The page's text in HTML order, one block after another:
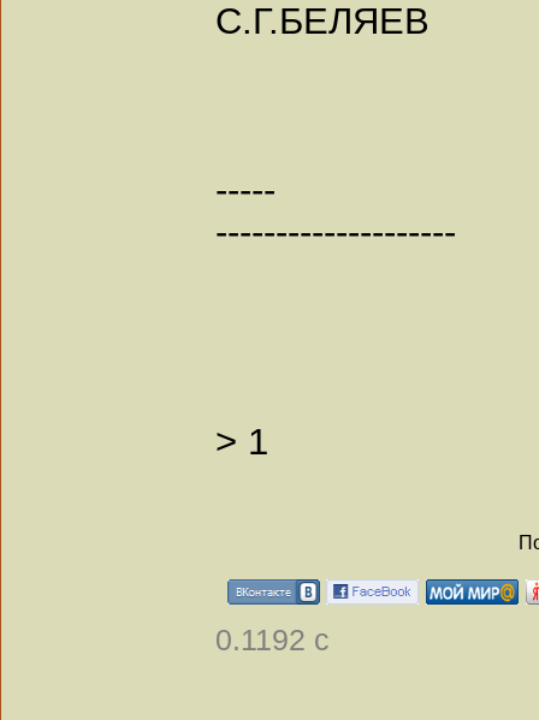
С.Г.БЕЛЯЕВ
-----
--------------------
> 1
0.1192 с